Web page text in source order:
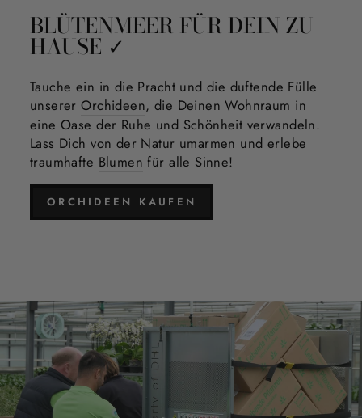
BLÜTENMEER FÜR DEIN ZU
HAUSE ✓
Tauche ein in die Pracht und die duftende Fülle
unsererOrchideen, die Deinen Wohnraum in
eine Oase der Ruhe und Schönheit verwandeln.
Lass Dich von der Natur umarmen und erlebe
traumhafte Blumen für alle Sinne!
ORCHIDEEN KAUFEN